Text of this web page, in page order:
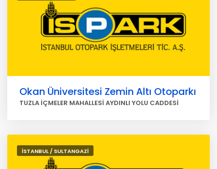
Okan Üniversitesi Zemin Altı Otoparkı
TUZLA İÇMELER MAHALLESİ AYDINLI YOLU CADDESİ
İSTANBUL / SULTANGAZİ